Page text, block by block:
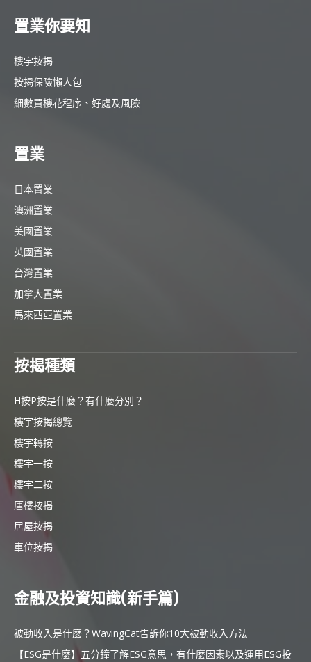
置業你要知
樓宇按揭
按揭保險懶人包
細數買樓花程序、好處及風險
置業
日本置業
澳洲置業
美國置業
英國置業
台灣置業
加拿大置業
馬來西亞置業
按揭種類
H按P按是什麼？有什麼分別？
樓宇按揭總覽
樓宇轉按
樓宇一按
樓宇二按
唐樓按揭
居屋按揭
車位按揭
金融及投資知識(新手篇)
被動收入是什麼？WavingCat告訴你10大被動收入方法
【ESG是什麼】五分鐘了解ESG意思，有什麼因素以及運用ESG投